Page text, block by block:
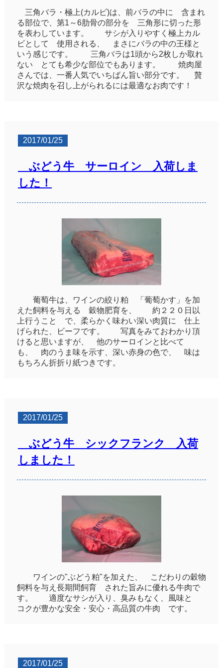
三角バラ・極上(カルビ)は、前バラの中に 含まれ
る部位で、第1～6肋骨の部分を 三角形に切った形
を表わしています。 サシが入りやすく極上カル
ビとして 使用される、 まさにバラの中の王様と
いう感じです。 三角バラは1頭から2枚しか取れ
ない とても希少な部位でもあります。 焼肉屋
さんでは、一番人気でいちばん旨い部分です。 贅
沢な焼肉を召し上がられるには最適なお肉です！
2017/01/25
ぶどう牛 サーロイン 入荷しま
した！
葡萄牛は、ワインの絞り粕 「葡萄かす」を加
えた飼料を与える 穀物肥育を、 約２２０日以
上行うこと で、柔らかく味わい深い肉質に 仕上
げられた、ビーフです。 写真をみておわかり頂
けると思いますが、 他のサーロインと比べて
も、 肉のうま味を示す、深い赤身の色で、 味は
もちろん折折り紙つきです。
2017/01/25
ぶどう牛 シックフランク 入荷
しました！
ワインの"ぶどう粕"を加えた、 こだわりの穀物
飼料を与え長期間飼育 された旨みに優れる牛肉で
す。 適度なサシが入り、臭みもなく、風味と
コクが豊かな安全・安心・高品質の牛肉 です。
2017/01/25